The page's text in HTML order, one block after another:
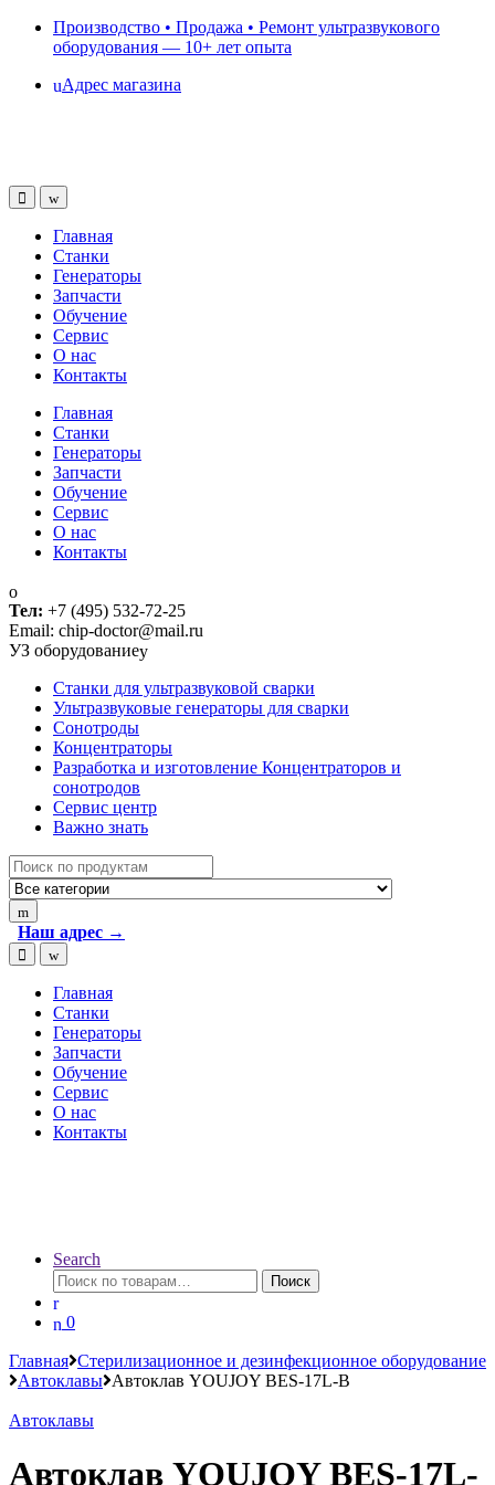
Skip
Skip
Производство • Продажа • Ремонт ультразвукового
оборудования — 10+ лет опыта
Адрес магазина
Главная
Станки
Генераторы
Запчасти
Обучение
Сервис
О нас
Контакты
Главная
Станки
Генераторы
Запчасти
Обучение
Сервис
О нас
Контакты
Тел: +7 (495) 532-72-25
Email: chip-doctor@mail.ru
УЗ оборудование
Cтанки для ультразвуковой сварки
Ультразвуковые генераторы для сварки
Сонотроды
Концентраторы
Разработка и изготовление Концентраторов и
сонотродов
Сервис центр
Важно знать
Search
for:
Наш адрес →
Главная
Станки
Генераторы
Запчасти
Обучение
Сервис
О нас
Контакты
Search
Искать:
Поиск
0
Главная Стерилизационное и дезинфекционное оборудование
Автоклавы Автоклав YOUJOY BES-17L-B
Автоклавы
Автоклав YOUJOY BES-17L-